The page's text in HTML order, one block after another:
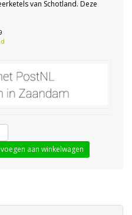
van Schotland. Deze
aan winkelwagen